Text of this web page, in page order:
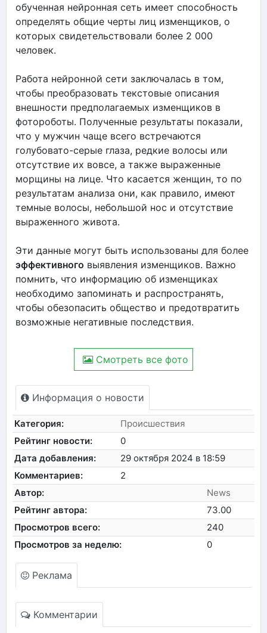
обученная нейронная сеть имеет способность
определять общие черты лиц изменщиков, о
которых свидетельствовали более 2 000
человек.
Работа нейронной сети заключалась в том,
чтобы преобразовать текстовые описания
внешности предполагаемых изменщиков в
фотороботы. Полученные результаты показали,
что у мужчин чаще всего встречаются
голубовато-серые глаза, редкие волосы или
отсутствие их вовсе, а также выраженные
морщины на лице. Что касается женщин, то по
результатам анализа они, как правило, имеют
темные волосы, небольшой нос и отсутствие
выраженного живота.
Эти данные могут быть использованы для более
эффективного выявления изменщиков. Важно
помнить, что информацию об изменщиках
необходимо запоминать и распространять,
чтобы обезопасить общество и предотвратить
возможные негативные последствия.
Смотреть все фото
Информация о новости
Категория:
Происшествия
Рейтинг новости:
0
Дата добавления:
29 октября 2024 в 18:59
Комментариев:
2
Автор:
News
Рейтинг автора:
73.00
Просмотров всего:
240
Просмотров за неделю:
0
Реклама
Комментарии